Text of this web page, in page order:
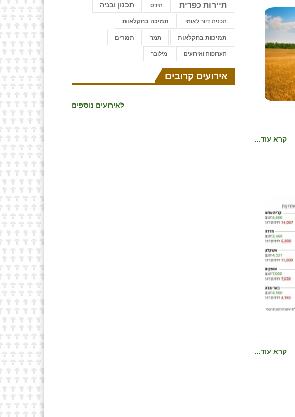
קרא עוד...
קרא עוד...
תיירות כפרית תירס תכנון ובניה
תכנית דיור לאומי תמיכה בחקלאות
תמיכות בחקלאות תמר תמרים
תערוכות ואירועים ⁨מילובר
אירועים קרובים
לאירועים נוספים